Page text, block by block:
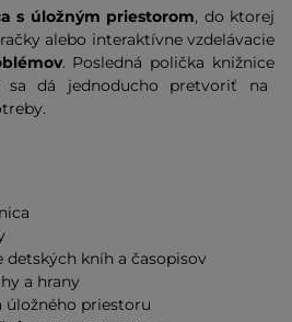
s úložným priestorom, do ktorej
alebo interaktívne vzdelávacie
. Posledná polička knižnice
sa dá jednoducho pretvoriť na
detských kníh a časopisov
a hrany
úložného priestoru